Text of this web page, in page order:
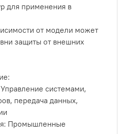
для применения в
от модели может
защиты от внешних
системами,
передача данных,
Промышленные